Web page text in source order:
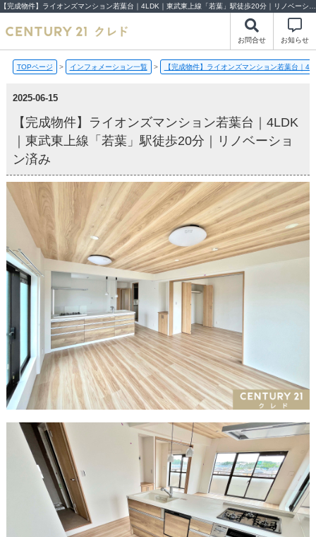
お問合せ お知らせ
TOPページ > インフォメーション一覧 > 【完成物件】ライオンズマンション若葉台｜
2025-06-15
【完成物件】ライオンズマンション若葉台｜4LDK
｜東武東上線「若葉」駅徒歩20分｜リノベーショ
ン済み